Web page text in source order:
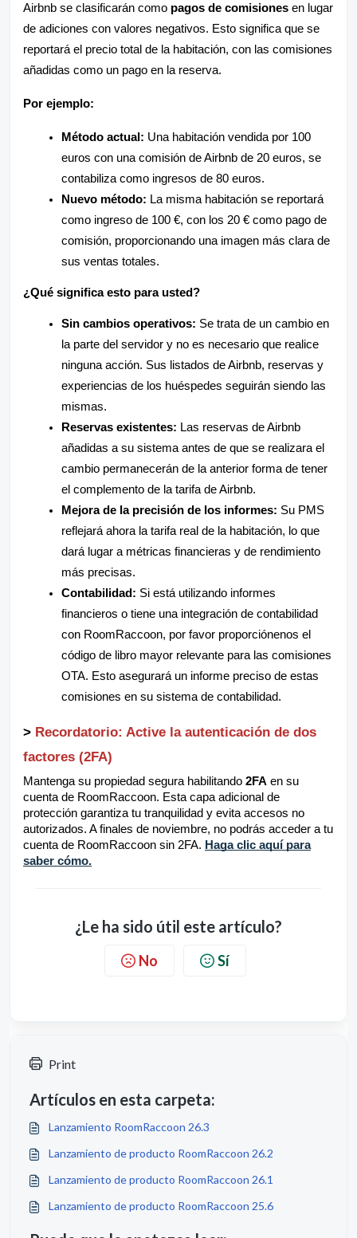
Airbnb se clasificarán como pagos de comisiones en lugar
de adiciones con valores negativos. Esto significa que se
reportará el precio total de la habitación, con las comisiones
añadidas como un pago en la reserva.
Por ejemplo:
Método actual: Una habitación vendida por 100
euros con una comisión de Airbnb de 20 euros, se
contabiliza como ingresos de 80 euros.
Nuevo método: La misma habitación se reportará
como ingreso de 100 €, con los 20 € como pago de
comisión, proporcionando una imagen más clara de
sus ventas totales.
¿Qué significa esto para usted?
Sin cambios operativos: Se trata de un cambio en
la parte del servidor y no es necesario que realice
ninguna acción. Sus listados de Airbnb, reservas y
experiencias de los huéspedes seguirán siendo las
mismas.
Reservas existentes: Las reservas de Airbnb
añadidas a su sistema antes de que se realizara el
cambio permanecerán de la anterior forma de tener
el complemento de la tarifa de Airbnb.
Mejora de la precisión de los informes: Su PMS
reflejará ahora la tarifa real de la habitación, lo que
dará lugar a métricas financieras y de rendimiento
más precisas.
Contabilidad: Si está utilizando informes
financieros o tiene una integración de contabilidad
con RoomRaccoon, por favor proporciónenos el
código de libro mayor relevante para las comisiones
OTA. Esto asegurará un informe preciso de estas
comisiones en su sistema de contabilidad.
> Recordatorio: Active la autenticación de dos
factores (2FA)
Mantenga su propiedad segura habilitando 2FA en su
cuenta de RoomRaccoon. Esta capa adicional de
protección garantiza tu tranquilidad y evita accesos no
autorizados. A finales de noviembre, no podrás acceder a tu
cuenta de RoomRaccoon sin 2FA. Haga clic aquí para
saber cómo.
¿Le ha sido útil este artículo?
No Sí
Print
Artículos en esta carpeta:
Lanzamiento RoomRaccoon 26.3
Lanzamiento de producto RoomRaccoon 26.2
Lanzamiento de producto RoomRaccoon 26.1
Lanzamiento de producto RoomRaccoon 25.6